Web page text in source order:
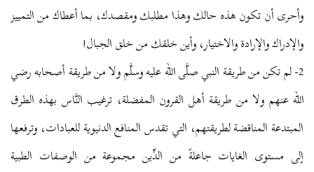
وأحرى أن تكون هذه حالك وهذا مطلبك ومقصدك، بما أعطاك من التمييز
والإدراك والإرادة والاختيار، وأين خلقك من خلق الجبال!
2- لم تكن من طريقة النبي صلَّى الله عليه وسلَّم ولا من طريقة أصحابه رضي
الله عنهم ولا من طريقة أهل القرون المفضلة، ترغيب النَّاس بهذه الطرق
المبتدعة المناقضة لطريقتهم، التي تقدس المنافع الدنيوية للعبادات، وترفعها
إلى مستوى الغايات جاعلةً من الدِّين مجموعة من الوصفات الطبية